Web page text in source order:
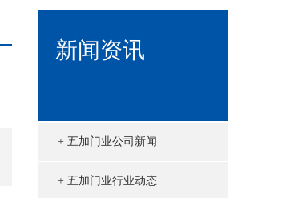
新闻资讯
+ 五加门业公司新闻
+ 五加门业行业动态